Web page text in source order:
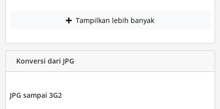
Tampilkan lebih banyak
Konversi dari JPG
JPG sampai 3G2